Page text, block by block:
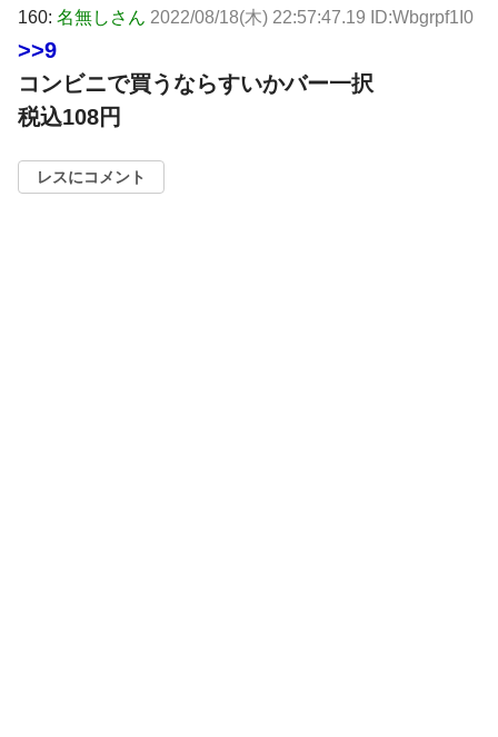
160: 名無しさん 2022/08/18(木) 22:57:47.19 ID:Wbgrpf1I0
>>9
コンビニで買うならすいかバー一択
税込108円
レスにコメント